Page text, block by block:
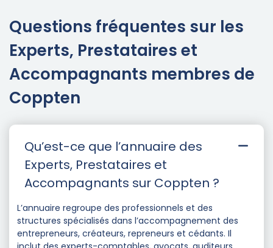
Questions fréquentes sur les
Experts, Prestataires et
Accompagnants membres de
Coppten
Qu’est-ce que l’annuaire des
Experts, Prestataires et
Accompagnants sur Coppten ?
L’annuaire regroupe des professionnels et des
structures spécialisés dans l’accompagnement des
entrepreneurs, créateurs, repreneurs et cédants. Il